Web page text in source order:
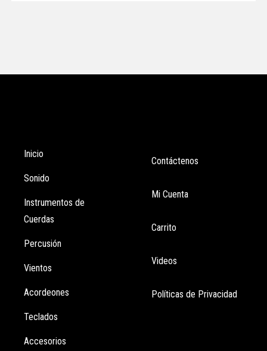
Inicio
Sonido
Instrumentos de
Cuerdas
Percusión
Vientos
Acordeones
Teclados
Accesorios
Contáctenos
Mi Cuenta
Carrito
Videos
Políticas de Privacidad